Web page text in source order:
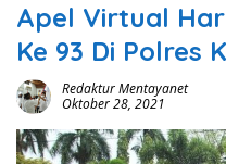
Apel Virtual
Ke 93 Di Polres
Redaktur Mentayanet
Oktober 28, 2021